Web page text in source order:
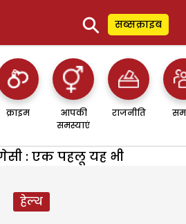
⚲ सब्सक्राइब
क्राइम
आपकी
समस्याएं
राजनीति
: एक पहलू यह भी
हेल्थ